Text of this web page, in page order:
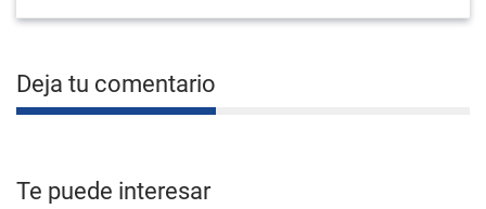
Deja tu comentario
Te puede interesar